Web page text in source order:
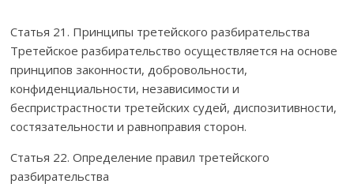
Статья 21. Принципы третейского разбирательства
Третейское разбирательство осуществляется на основе
принципов законности, добровольности,
конфиденциальности, независимости и
беспристрастности третейских судей, диспозитивности,
состязательности и равноправия сторон.
Статья 22. Определение правил третейского
разбирательства